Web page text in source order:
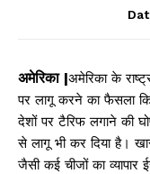
अमेरिका |अमेरिका के
पर लागू करने का फैसला
देशों पर टैरिफ लगाने की
से लागू भी कर दिया है।
जैसी कई चीजों का